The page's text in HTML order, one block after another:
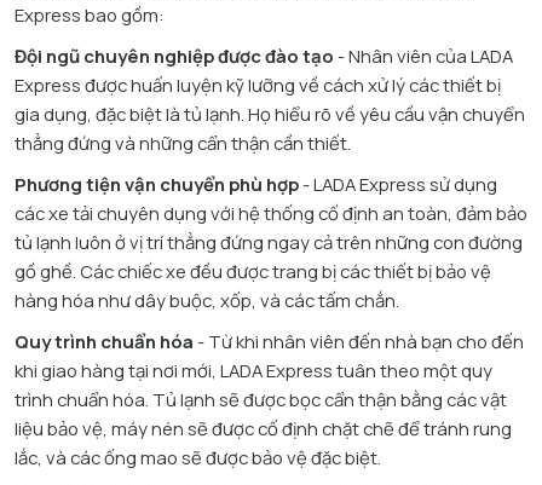
Express bao gồm:
Đội ngũ chuyên nghiệp được đào tạo - Nhân viên của LADA
Express được huấn luyện kỹ lưỡng về cách xử lý các thiết bị
gia dụng, đặc biệt là tủ lạnh. Họ hiểu rõ về yêu cầu vận chuyển
thẳng đứng và những cẩn thận cần thiết.
Phương tiện vận chuyển phù hợp - LADA Express sử dụng
các xe tải chuyên dụng với hệ thống cố định an toàn, đảm bảo
tủ lạnh luôn ở vị trí thẳng đứng ngay cả trên những con đường
gồ ghề. Các chiếc xe đều được trang bị các thiết bị bảo vệ
hàng hóa như dây buộc, xốp, và các tấm chắn.
Quy trình chuẩn hóa - Từ khi nhân viên đến nhà bạn cho đến
khi giao hàng tại nơi mới, LADA Express tuân theo một quy
trình chuẩn hóa. Tủ lạnh sẽ được bọc cẩn thận bằng các vật
liệu bảo vệ, máy nén sẽ được cố định chặt chẽ để tránh rung
lắc, và các ống mao sẽ được bảo vệ đặc biệt.